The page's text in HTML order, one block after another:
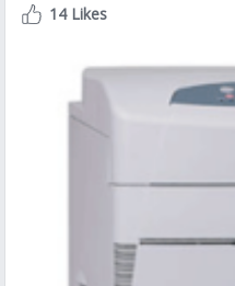
14 Likes